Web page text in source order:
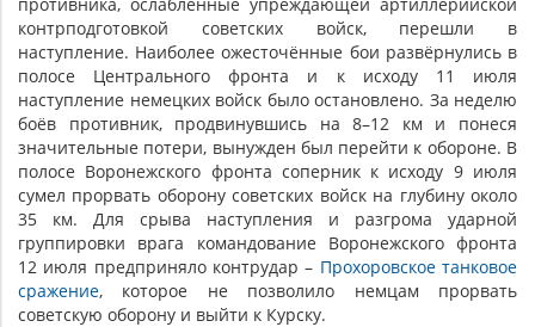
контрподготовкой советских войск, перешли в
наступление. Наиболее ожесточённые бои развёрнулись в
полосе Центрального фронта и к исходу 11 июля
наступление немецких войск было остановлено. За неделю
боёв противник, продвинувшись на 8–12 км и понеся
значительные потери, вынужден был перейти к обороне. В
полосе Воронежского фронта соперник к исходу 9 июля
сумел прорвать оборону советских войск на глубину около
35 км. Для срыва наступления и разгрома ударной
группировки врага командование Воронежского фронта
12 июля предприняло контрудар – Прохоровское танковое
сражение, которое не позволило немцам прорвать
советскую оборону и выйти к Курску.